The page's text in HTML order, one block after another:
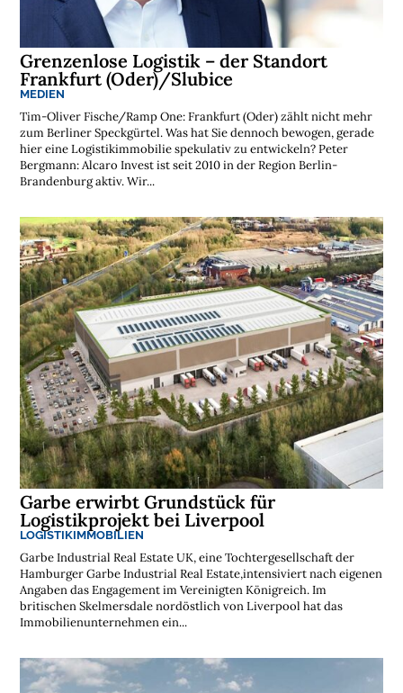
k
g
i
o
n
n
➔
h
i
e
r
a
n
s
e
n

D
e
k
o
s
t
e
n
l
o
s
e
N
e
w
s
l
e
t
t
e
r
➔
j
e
t
z
t
n
n
i
e
Grenzenlose Logistik – der Standort
Frankfurt (Oder)/Slubice
MEDIEN
Tim-Oliver Fische/Ramp One: Frankfurt (Oder) zählt nicht mehr
zum Berliner Speckgürtel. Was hat Sie dennoch bewogen, gerade
hier eine Logistikimmobilie spekulativ zu entwickeln? Peter
Bergmann: Alcaro Invest ist seit 2010 in der Region Berlin-
Brandenburg aktiv. Wir...
Garbe erwirbt Grundstück für
Logistikprojekt bei Liverpool
LOGISTIKIMMOBILIEN
Garbe Industrial Real Estate UK, eine Tochtergesellschaft der
Hamburger Garbe Industrial Real Estate,intensiviert nach eigenen
Angaben das Engagement im Vereinigten Königreich. Im
britischen Skelmersdale nordöstlich von Liverpool hat das
Immobilienunternehmen ein...